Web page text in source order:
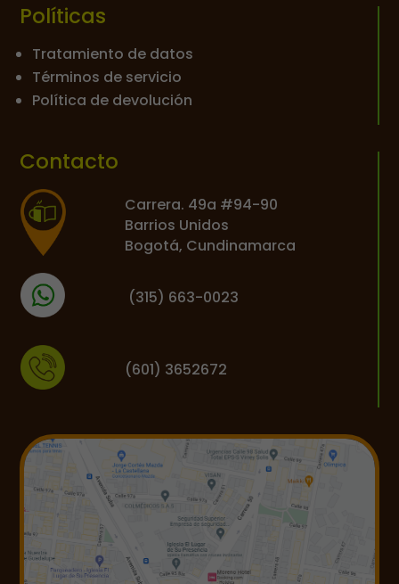
Políticas
Tratamiento de datos
Términos de servicio
Política de devolución
Contacto
Carrera. 49a #94-90
Barrios Unidos
Bogotá, Cundinamarca
(315) 663-0023
(601) 3652672